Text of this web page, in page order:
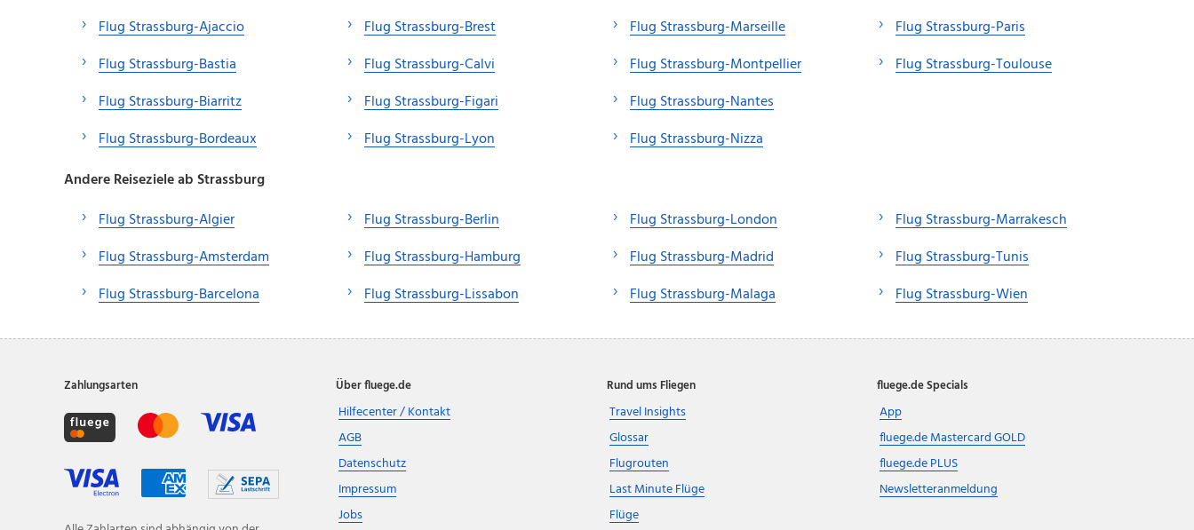
Flug Strassburg-Ajaccio
Flug Strassburg-Bastia
Flug Strassburg-Biarritz
Flug Strassburg-Bordeaux
Flug Strassburg-Brest
Flug Strassburg-Calvi
Flug Strassburg-Figari
Flug Strassburg-Lyon
Flug Strassburg-Marseille
Flug Strassburg-Montpellier
Flug Strassburg-Nantes
Flug Strassburg-Nizza
Flug Strassburg-Paris
Flug Strassburg-Toulouse
Andere Reiseziele ab Strassburg
Flug Strassburg-Algier
Flug Strassburg-Amsterdam
Flug Strassburg-Barcelona
Flug Strassburg-Berlin
Flug Strassburg-Hamburg
Flug Strassburg-Lissabon
Flug Strassburg-London
Flug Strassburg-Madrid
Flug Strassburg-Malaga
Flug Strassburg-Marrakesch
Flug Strassburg-Tunis
Flug Strassburg-Wien